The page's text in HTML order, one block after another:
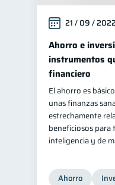
21 / 09 / 2022
Ahorro e
instrumentos
financiero
El ahorro es
unas finanzas
estrechamente
beneficiosos para
inteligencia y de
Ahorro